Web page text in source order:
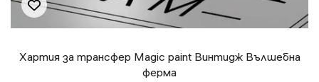
Хартия за трансфер Magic paint Винтидж Вълшебна
ферма